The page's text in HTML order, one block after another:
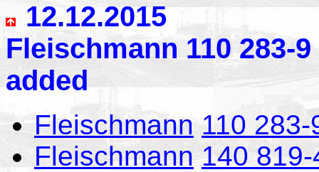
12.12.2015
Fleischmann 110 283-
added
Fleischmann 110 283-
Fleischmann 140 819-